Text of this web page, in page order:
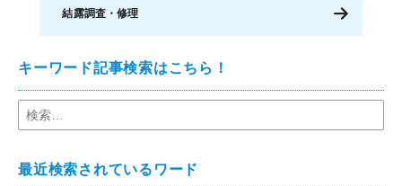
結露調査・修理
キーワード記事検索はこちら！
最近検索されているワード